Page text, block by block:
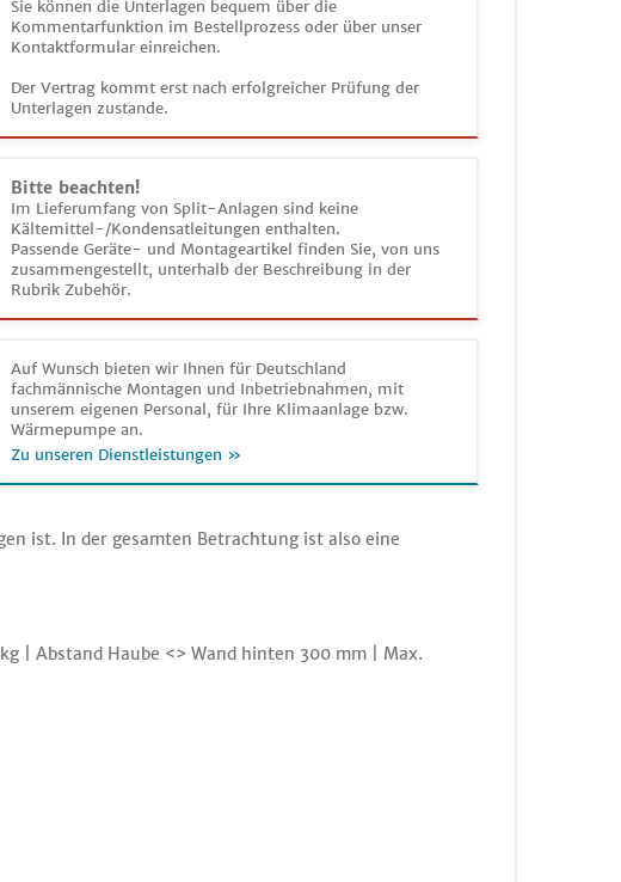
Sie können die Unterlagen bequem über die
Kommentarfunktion im Bestellprozess oder über unser
Kontaktformular einreichen.
Der Vertrag kommt erst nach erfolgreicher Prüfung der
Unterlagen zustande.
Bitte beachten!
Im Lieferumfang von Split-Anlagen sind keine
Kältemittel-/Kondensatleitungen enthalten.
Passende Geräte- und Montageartikel finden Sie, von uns
zusammengestellt, unterhalb der Beschreibung in der
Rubrik Zubehör.
Auf Wunsch bieten wir Ihnen für Deutschland
fachmännische Montagen und Inbetriebnahmen, mit
unserem eigenen Personal, für Ihre Klimaanlage bzw.
Wärmepumpe an.
Zu unseren Dienstleistungen »
ist. In der gesamten Betrachtung ist also eine
| Abstand Haube <> Wand hinten 300 mm | Max.